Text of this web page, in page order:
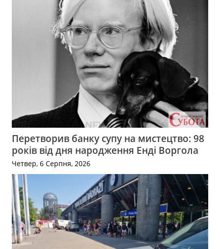
Перетворив банку супу на мистецтво: 98
років від дня народження Енді Воргола
Четвер, 6 Серпня, 2026